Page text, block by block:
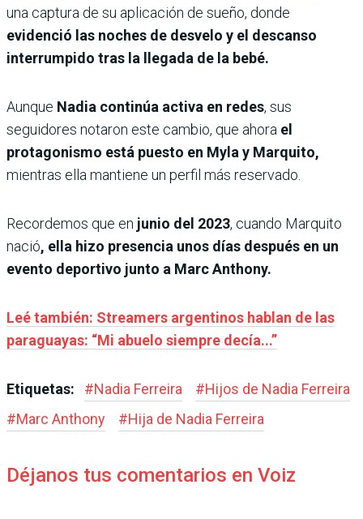
una captura de su aplicación de sueño, donde
evidenció las noches de desvelo y el descanso
interrumpido tras la llegada de la bebé.
Aunque Nadia continúa activa en redes, sus
seguidores notaron este cambio, que ahora el
protagonismo está puesto en Myla y Marquito,
mientras ella mantiene un perfil más reservado.
Recordemos que en junio del 2023, cuando Marquito
nació, ella hizo presencia unos días después en un
evento deportivo junto a Marc Anthony.
Leé también: Streamers argentinos hablan de las
paraguayas: “Mi abuelo siempre decía...”
Etiquetas: #Nadia Ferreira #Hijos de Nadia Ferreira
#Marc Anthony #Hija de Nadia Ferreira
Déjanos tus comentarios en Voiz